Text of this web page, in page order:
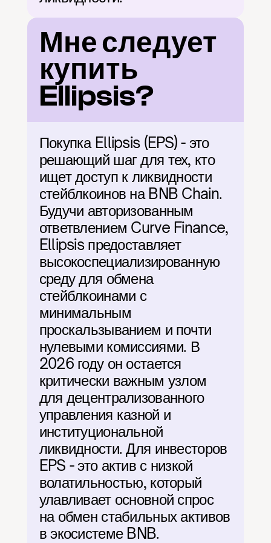
Мне следует
купить
Ellipsis?
Покупка Ellipsis (EPS) - это
решающий шаг для тех, кто
ищет доступ к ликвидности
стейблкоинов на BNB Chain.
Будучи авторизованным
ответвлением Curve Finance,
Ellipsis предоставляет
высокоспециализированную
среду для обмена
стейблкоинами с
минимальным
проскальзыванием и почти
нулевыми комиссиями. В
2026 году он остается
критически важным узлом
для децентрализованного
управления казной и
институциональной
ликвидности. Для инвесторов
EPS - это актив с низкой
волатильностью, который
улавливает основной спрос
на обмен стабильных активов
в экосистеме BNB.